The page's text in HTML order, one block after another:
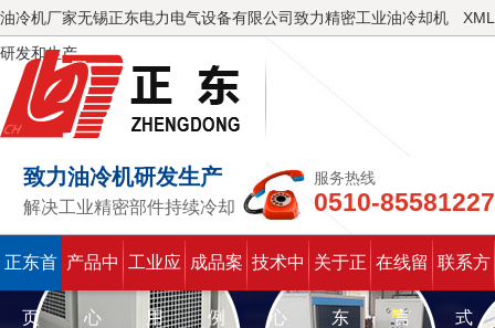
XML
油冷机厂家无锡正东电力电气设备有限公司致力精密工业油冷却机
研发和生产
致力油冷机研发生产
解决工业精密部件持续冷却
服务热线
0510-85581227
正东首
页
产品中
心
工业应
用
成品案
例
技术中
心
关于正
东
在线留
言
联系方
式